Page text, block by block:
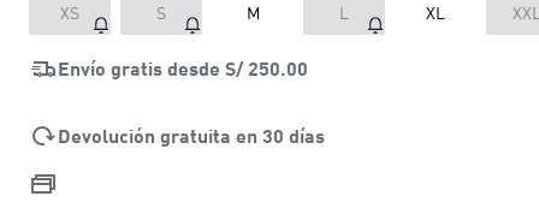
XS S M L XL
Envío gratis desde S/ 250.00
Devolución gratuita en 30 días